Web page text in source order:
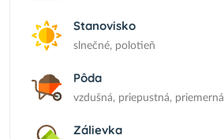
Stanovisko
slnečné, polotieň
Pôda
vzdušná, priepustná, priemerná
Zálievka